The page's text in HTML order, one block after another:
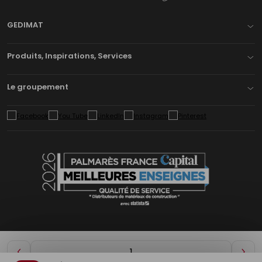
Diminuer
GEDIMAT
Produits, Inspirations, Services
Le groupement